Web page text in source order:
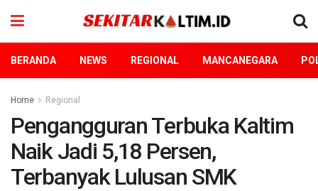
BERANDA NEWS REGIONAL MANCANEGARA
Home Regional
Pengangguran Terbuka Kaltim
Naik Jadi 5,18 Persen,
Terbanyak Lulusan SMK